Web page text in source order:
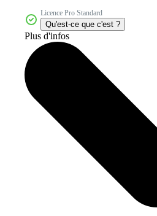
Licence Pro Standard
Qu'est-ce que c'est ?
Plus d'infos